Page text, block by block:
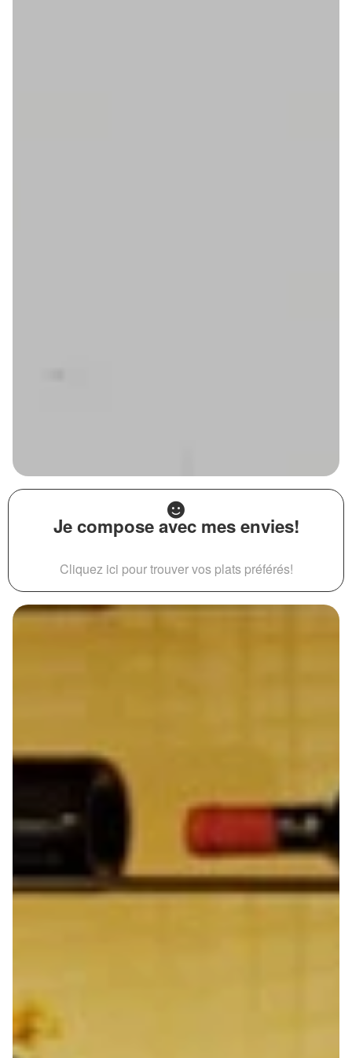
Je compose avec mes envies!
Cliquez ici pour trouver vos plats préférés!